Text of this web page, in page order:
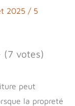
2025 / 5
votes)
peut
la propreté